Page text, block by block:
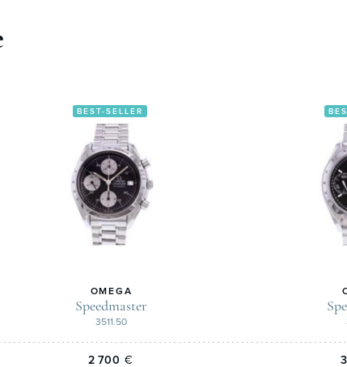
BEST-SELLER
OMEGA
Speedmaster
3511.50
2 700 €